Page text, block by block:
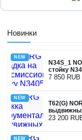
Новинки
NEW
N34S_1
стойку
7 850 RUB
NEW
T62(G)
23 200
NEW